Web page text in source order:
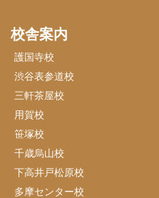
校舎案内
護国寺校
渋谷表参道校
三軒茶屋校
用賀校
笹塚校
千歳烏山校
下高井戸松原校
多摩センター校